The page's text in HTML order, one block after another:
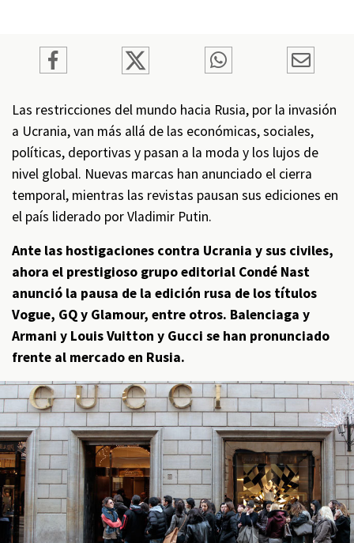
Las restricciones del mundo hacia Rusia, por la invasión
a Ucrania, van más allá de las económicas, sociales,
políticas, deportivas y pasan a la moda y los lujos de
nivel global. Nuevas marcas han anunciado el cierra
temporal, mientras las revistas pausan sus ediciones en
el país liderado por Vladimir Putin.
Ante las hostigaciones contra Ucrania y sus civiles,
ahora el prestigioso grupo editorial Condé Nast
anunció la pausa de la edición rusa de los títulos
Vogue, GQ y Glamour, entre otros. Balenciaga y
Armani y Louis Vuitton y Gucci se han pronunciado
frente al mercado en Rusia.